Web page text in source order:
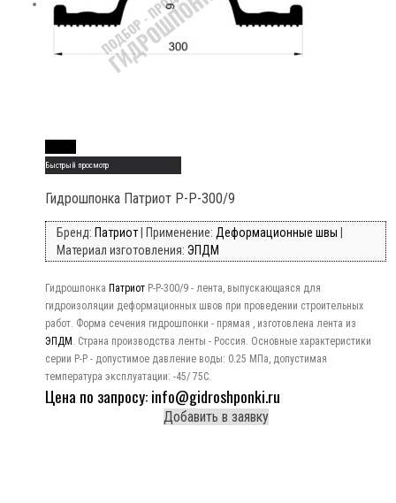
Быстрый просмотр
Гидрошпонка Патриот Р-Р-300/9
Бренд: Патриот| Применение: Деформационные швы |
Материал изготовления: ЭПДМ
Гидрошпонка Патриот Р-Р-300/9 - лента, выпускающаяся для
гидроизоляции деформационных швов при проведении строительных
работ. Форма сечения гидрошпонки - прямая , изготовлена лента из
ЭПДМ . Страна производства ленты - Россия. Основные характеристики
серии Р-Р - допустимое давление воды: 0.25 МПа, допустимая
температура эксплуатации: -45/ 75C.
Цена по запросу: info@gidroshponki.ru
Добавить в заявку